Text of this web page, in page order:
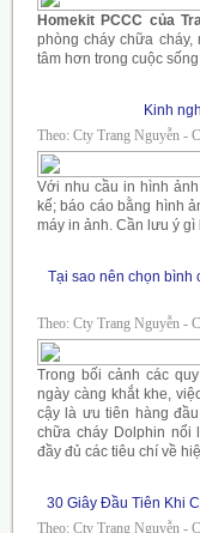
Homekit PCCC của
phòng cháy chữa
tâm hơn trong cuộc
Kinh
Theo: Cty Trang Nguyễn -
Với nhu cầu in hình
kế; báo cáo bằng hình
máy in ảnh. Cần lưu ý
Tại sao nên chọn bình
Theo: Cty Trang Nguyễn -
Trong bối cảnh các
ngày càng khắt khe,
cậy là ưu tiên hàng
chữa cháy Dolphin nổi
đầy đủ các tiêu chí về
30 Giây Đầu Tiên Khi
Theo: Cty Trang Nguyễn -